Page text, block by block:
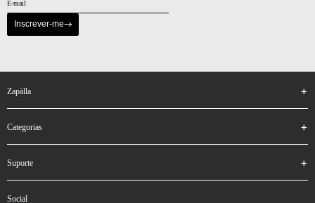
Inscrever-me
zapälla
categorias
suporte
social